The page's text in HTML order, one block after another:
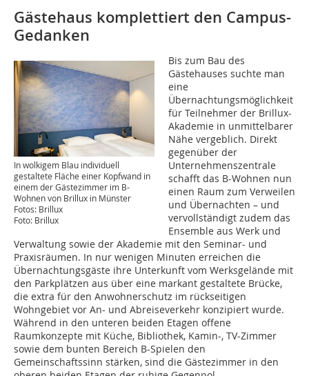
Gästehaus komplettiert den Campus-
Gedanken
In wolkigem Blau individuell
gestaltete Fläche einer Kopfwand in
einem der Gästezimmer im B-
Wohnen von Brillux in Münster
Fotos: Brillux
Foto: Brillux
Bis zum Bau des
Gästehauses suchte man
eine
Übernachtungsmöglichkeit
für Teilnehmer der Brillux-
Akademie in unmittelbarer
Nähe vergeblich. Direkt
gegenüber der
Unternehmenszentrale
schafft das B-Wohnen nun
einen Raum zum Verweilen
und Übernachten – und
vervollständigt zudem das
Ensemble aus Werk und
Verwaltung sowie der Akademie mit den Seminar- und
Praxisräumen. In nur wenigen Minuten erreichen die
Übernachtungsgäste ihre Unterkunft vom Werksgelände mit
den Parkplätzen aus über eine markant gestaltete Brücke,
die extra für den Anwohnerschutz im rückseitigen
Wohngebiet vor An- und Abreiseverkehr konzipiert wurde.
Während in den unteren beiden Etagen offene
Raumkonzepte mit Küche, Bibliothek, Kamin-, TV-Zimmer
sowie dem bunten Bereich B-Spielen den
Gemeinschaftssinn stärken, sind die Gästezimmer in den